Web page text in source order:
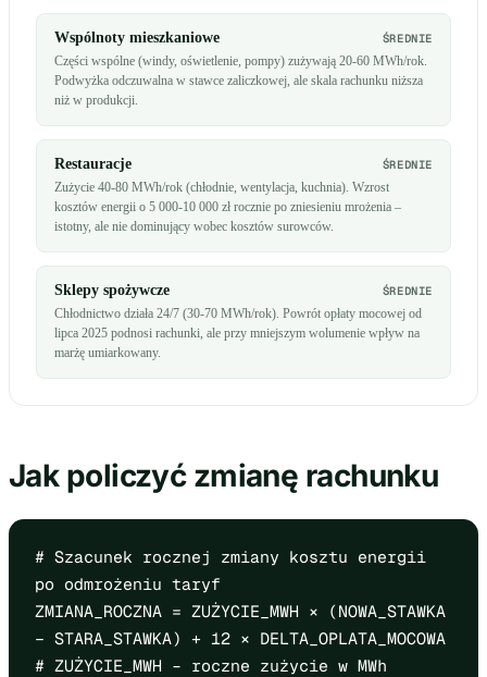
Wspólnoty mieszkaniowe ŚREDNIE
Części wspólne (windy, oświetlenie, pompy) zużywają 20-60 MWh/rok.
Podwyżka odczuwalna w stawce zaliczkowej, ale skala rachunku niższa
niż w produkcji.
Restauracje ŚREDNIE
Zużycie 40-80 MWh/rok (chłodnie, wentylacja, kuchnia). Wzrost
kosztów energii o 5 000-10 000 zł rocznie po zniesieniu mrożenia –
istotny, ale nie dominujący wobec kosztów surowców.
Sklepy spożywcze ŚREDNIE
Chłodnictwo działa 24/7 (30-70 MWh/rok). Powrót opłaty mocowej od
lipca 2025 podnosi rachunki, ale przy mniejszym wolumenie wpływ na
marżę umiarkowany.
Jak policzyć zmianę rachunku
# Szacunek rocznej zmiany kosztu energii
po odmrożeniu taryf
ZMIANA_ROCZNA = ZUŻYCIE_MWH × (NOWA_STAWKA
− STARA_STAWKA) + 12 × DELTA_OPLATA_MOCOWA
# ZUŻYCIE_MWH – roczne zużycie w MWh